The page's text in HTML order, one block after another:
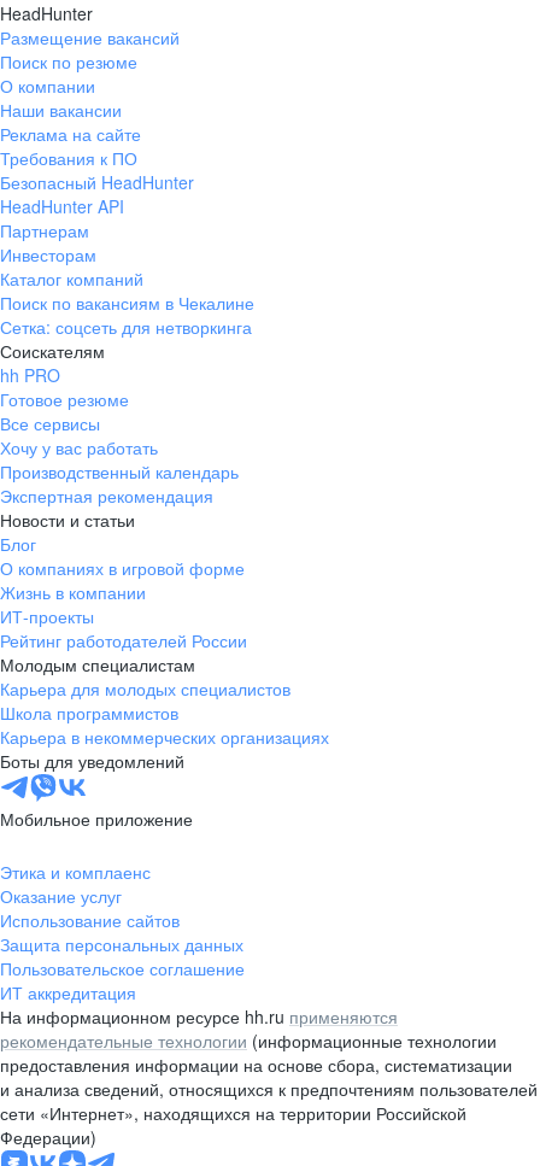
HeadHunter
Размещение вакансий
Поиск по резюме
О компании
Наши вакансии
Реклама на сайте
Требования к ПО
Безопасный HeadHunter
HeadHunter API
Партнерам
Инвесторам
Каталог компаний
Поиск по вакансиям в Чекалине
Сетка: соцсеть для нетворкинга
Соискателям
hh PRO
Готовое резюме
Все сервисы
Хочу у вас работать
Производственный календарь
Экспертная рекомендация
Новости и статьи
Блог
О компаниях в игровой форме
Жизнь в компании
ИТ-проекты
Рейтинг работодателей России
Молодым специалистам
Карьера для молодых специалистов
Школа программистов
Карьера в некоммерческих организациях
Боты для уведомлений
Мобильное приложение
Этика и комплаенс
Оказание услуг
Использование сайтов
Защита персональных данных
Пользовательское соглашение
ИТ аккредитация
На информационном ресурсе hh.ru применяются
рекомендательные технологии (информационные технологии
предоставления информации на основе сбора, систематизации
и анализа сведений, относящихся к предпочтениям пользователей
сети «Интернет», находящихся на территории Российской
Федерации)